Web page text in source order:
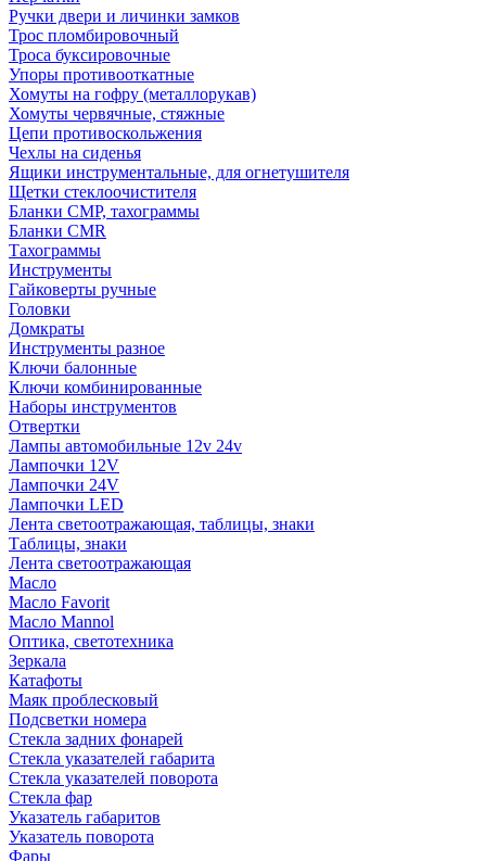
Ручки двери и личинки замков
Трос пломбировочный
Троса буксировочные
Упоры противооткатные
Хомуты на гофру (металлорукав)
Хомуты червячные, стяжные
Цепи противоскольжения
Чехлы на сиденья
Ящики инструментальные, для огнетушителя
Щетки стеклоочистителя
Бланки СМР, тахограммы
Бланки CMR
Тахограммы
Инструменты
Гайковерты ручные
Головки
Домкраты
Инструменты разное
Ключи балонные
Ключи комбинированные
Наборы инструментов
Отвертки
Лампы автомобильные 12v 24v
Лампочки 12V
Лампочки 24V
Лампочки LED
Лента светоотражающая, таблицы, знаки
Таблицы, знаки
Лента светоотражающая
Масло
Масло Favorit
Масло Mannol
Оптика, светотехника
Зеркала
Катафоты
Маяк проблесковый
Подсветки номера
Стекла задних фонарей
Стекла указателей габарита
Стекла указателей поворота
Стекла фар
Указатель габаритов
Указатель поворота
Фары